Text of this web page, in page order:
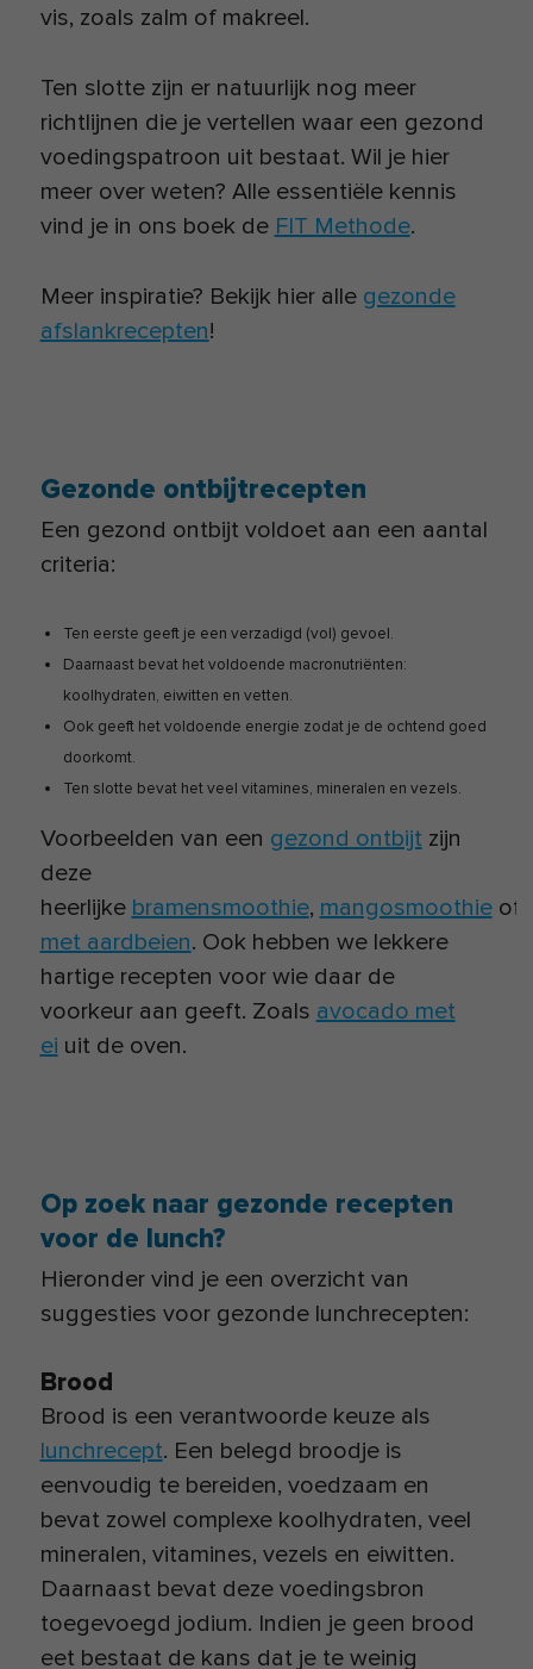
vis, zoals zalm of makreel.
Ten slotte zijn er natuurlijk nog meer
richtlijnen die je vertellen waar een gezond
voedingspatroon uit bestaat. Wil je hier
meer over weten? Alle essentiële kennis
vind je in ons boek de FIT Methode.
Meer inspiratie? Bekijk hier alle gezonde
afslankrecepten!
Gezonde ontbijtrecepten
Een gezond ontbijt voldoet aan een aantal
criteria:
Ten eerste geeft je een verzadigd (vol) gevoel.
Daarnaast bevat het voldoende macronutriënten:
koolhydraten, eiwitten en vetten.
Ook geeft het voldoende energie zodat je de ochtend goed
doorkomt.
Ten slotte bevat het veel vitamines, mineralen en vezels.
Voorbeelden van een gezond ontbijt zijn
deze
heerlijke bramensmoothie, mangosmoothieof
met aardbeien. Ook hebben we lekkere
hartige recepten voor wie daar de
voorkeur aan geeft. Zoals avocado met
ei uit de oven.
Op zoek naar gezonde recepten
voor de lunch?
Hieronder vind je een overzicht van
suggesties voor gezonde lunchrecepten:
Brood
Brood is een verantwoorde keuze als
lunchrecept. Een belegd broodje is
eenvoudig te bereiden, voedzaam en
bevat zowel complexe koolhydraten, veel
mineralen, vitamines, vezels en eiwitten.
Daarnaast bevat deze voedingsbron
toegevoegd jodium. Indien je geen brood
eet bestaat de kans dat je te weinig